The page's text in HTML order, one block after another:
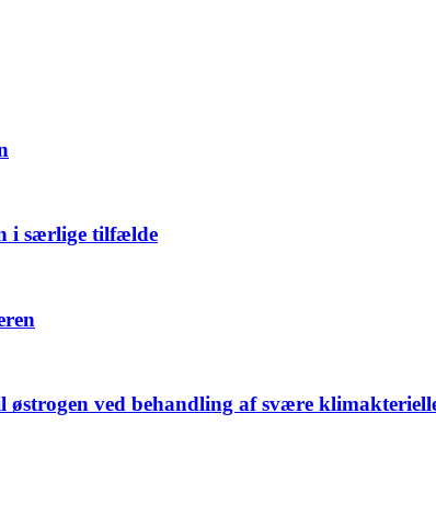
i særlige tilfælde
ved behandling af svære